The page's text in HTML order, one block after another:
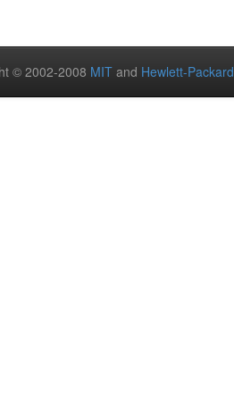
© 2002-2008 MIT and Hewlett-Packard